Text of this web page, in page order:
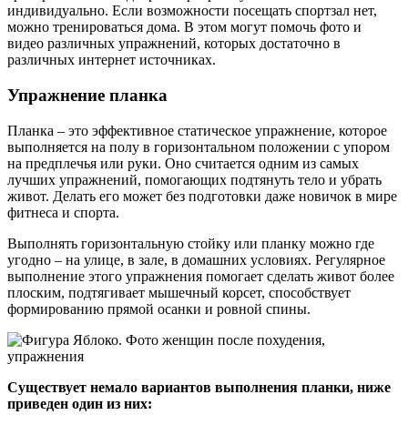
индивидуально. Если возможности посещать спортзал нет,
можно тренироваться дома. В этом могут помочь фото и
видео различных упражнений, которых достаточно в
различных интернет источниках.
Упражнение планка
Планка – это эффективное статическое упражнение, которое
выполняется на полу в горизонтальном положении с упором
на предплечья или руки. Оно считается одним из самых
лучших упражнений, помогающих подтянуть тело и убрать
живот. Делать его может без подготовки даже новичок в мире
фитнеса и спорта.
Выполнять горизонтальную стойку или планку можно где
угодно – на улице, в зале, в домашних условиях. Регулярное
выполнение этого упражнения помогает сделать живот более
плоским, подтягивает мышечный корсет, способствует
формированию прямой осанки и ровной спины.
Существует немало вариантов выполнения планки, ниже
приведен один из них: